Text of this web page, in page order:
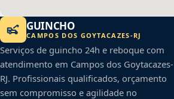
GUINCHO
CAMPOS DOS GOYTACAZES-RJ
Serviços de guincho 24h e reboque com
atendimento em Campos dos Goytacazes-
RJ. Profissionais qualificados, orçamento
sem compromisso e agilidade no